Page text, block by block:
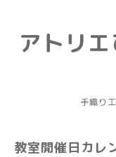
アトリ
手織り
教室開催日カレ